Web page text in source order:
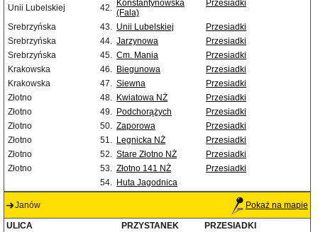
Unii Lubelskiej
42. Konstantynowska
(Fala)
Przesiadki
Srebrzyńska 43. Unii Lubelskiej
Przesiadki
Srebrzyńska
44. Jarzynowa
Przesiadki
Srebrzyńska
45. Cm. Mania
Przesiadki
Krakowska
46. Biegunowa
Przesiadki
Krakowska
47. Siewna
Przesiadki
Złotno
48. Kwiatowa NŻ
Przesiadki
Złotno
49. Podchorążych
Przesiadki
Złotno
50. Zaporowa
Przesiadki
Złotno
51. Legnicka NŻ
Przesiadki
Złotno
52. Stare Złotno NŻ
Przesiadki
Złotno
53. Złotno 141 NŻ
Przesiadki
54. Huta Jagodnica
Janów Pokaż na mapie
ULICA PRZYSTANEK
PRZESIADKI